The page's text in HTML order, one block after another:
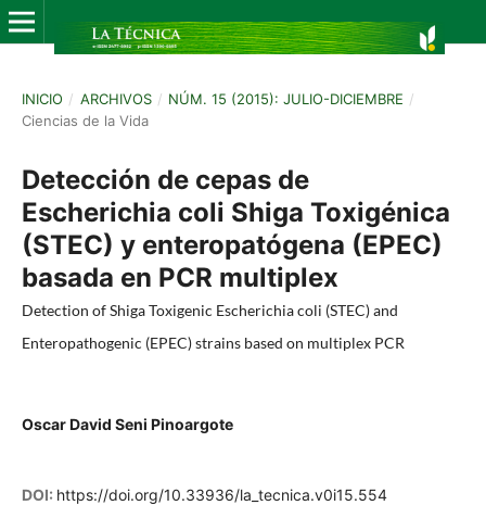
INICIO / ARCHIVOS / NÚM. 15 (2015): JULIO-DICIEMBRE /
Ciencias de la Vida
Detección de cepas de
Escherichia coli Shiga Toxigénica
(STEC) y enteropatógena (EPEC)
basada en PCR multiplex
Detection of Shiga Toxigenic Escherichia coli (STEC) and
Enteropathogenic (EPEC) strains based on multiplex PCR
Oscar David Seni Pinoargote
DOI: https://doi.org/10.33936/la_tecnica.v0i15.554